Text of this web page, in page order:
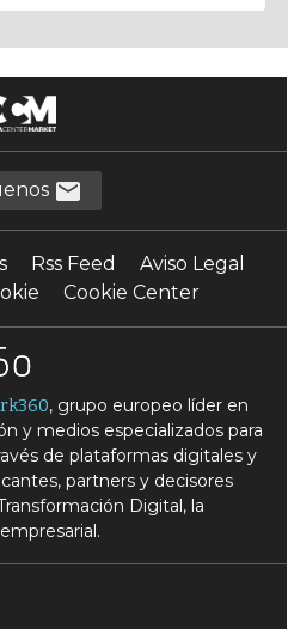
Rss Feed
Aviso Legal
Cookie Center
, grupo europeo líder en
y medios especializados para
de plataformas digitales y
partners y decisores
Digital, la